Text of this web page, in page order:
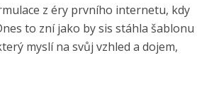
z éry prvního internetu, kdy
to zní jako by sis stáhla šablonu
myslí na svůj vzhled a dojem,